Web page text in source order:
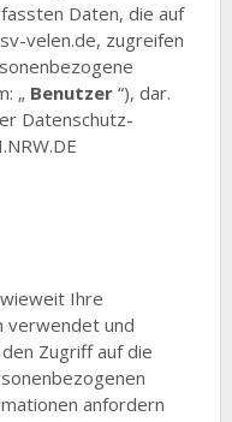
Daten, die auf
velen.de, zugreifen
„ Benutzer“), dar.
Datenschutz-
Ihre
verwendet und
Zugriff auf die
anfordern